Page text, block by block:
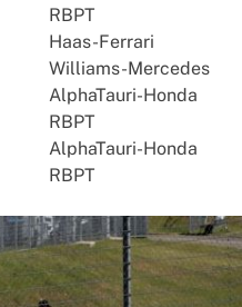
RBPT
Haas-Ferrari
Williams-Mercedes
AlphaTauri-Honda
RBPT
AlphaTauri-Honda
RBPT